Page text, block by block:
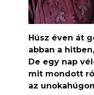
Húsz éven át
abban a
De egy nap
mit mondott
az